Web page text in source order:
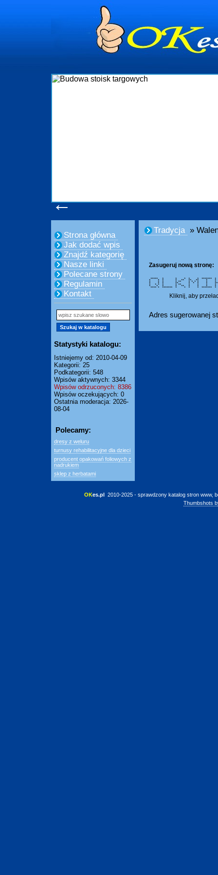
←
Strona główna
Jak dodać wpis
Znajdź kategorię
Nasze linki
Polecane strony
Regulamin
Kontakt
Statystyki katalogu:
Istniejemy od: 2010-04-09
Kategorii: 25
Podkategorii: 548
Wpisów aktywnych: 3344
Wpisów odrzuconych: 8386
Wpisów oczekujących: 0
Ostatnia moderacja: 2026-
08-04
Polecamy:
dresy z weluru
turnusy rehabilitacyjne dla dzieci
producent opakowań foliowych z
nadrukiem
sklep z herbatami
Tradycja »
Zasugeruj nową stronę:
***** * * * * * *******
* * * * ** ** **
* * * * ** * * *
* * * ** * * * *
* * * * * ** * *
* * * * ** * * *
**** * ******* * * * *
Kliknij, aby
Adres sugerowanej
OKes.pl 2010-2025 - sprawdzony katalog stron www,
Thumbshots